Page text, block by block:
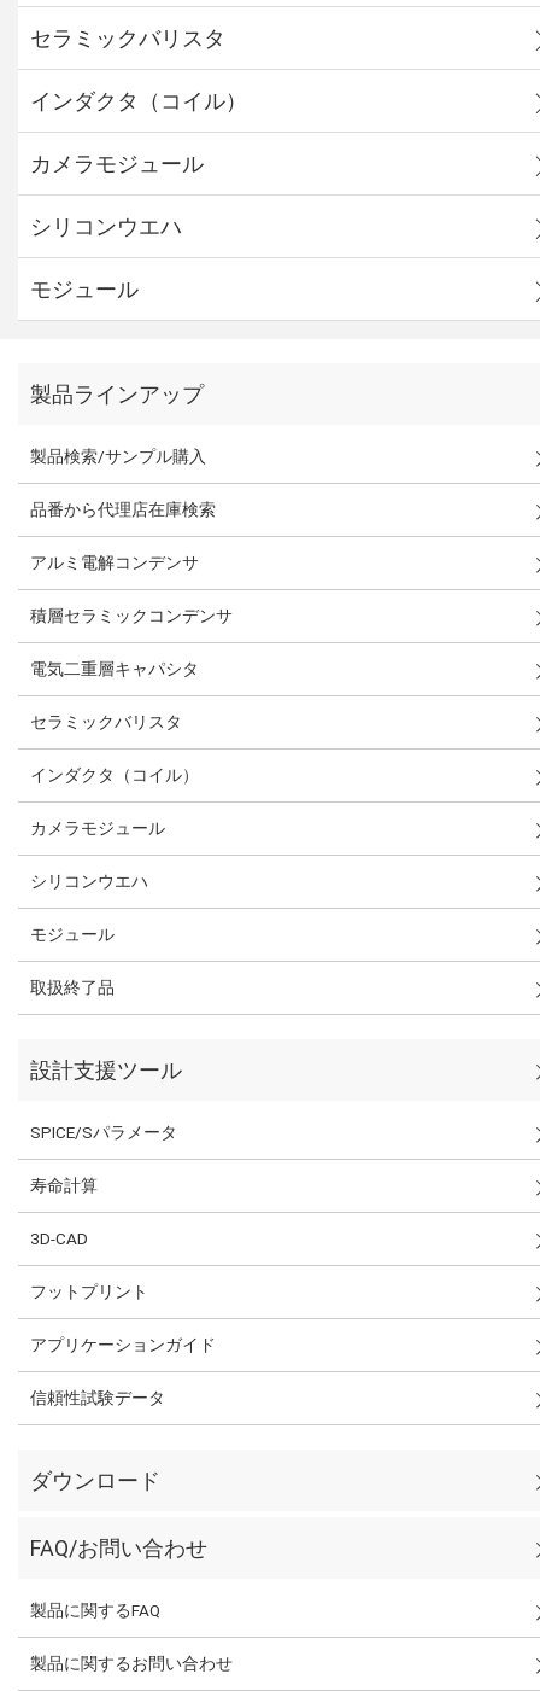
セラミックバリスタ
インダクタ（コイル）
カメラモジュール
シリコンウエハ
モジュール
製品ラインアップ
製品検索/サンプル購入
品番から代理店在庫検索
アルミ電解コンデンサ
積層セラミックコンデンサ
電気二重層キャパシタ
セラミックバリスタ
インダクタ（コイル）
カメラモジュール
シリコンウエハ
モジュール
取扱終了品
設計支援ツール
SPICE/Sパラメータ
寿命計算
3D-CAD
フットプリント
アプリケーションガイド
信頼性試験データ
ダウンロード
FAQ/お問い合わせ
製品に関するFAQ
製品に関するお問い合わせ